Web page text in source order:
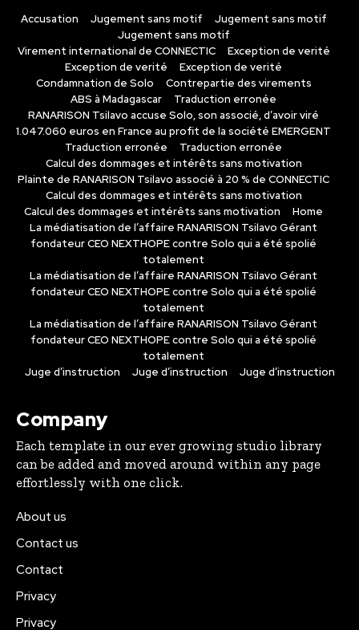
Accusation Jugement sans motif
Jugement sans motif
Jugement sans motif
Virement international de CONNECTIC
Exception de verité
Exception de verité
Exception de verité
Condamnation de Solo
Contrepartie des virements
ABS à Madagascar
Traduction erronée
RANARISON Tsilavo accuse Solo, son associé, d’avoir viré
1.047.060 euros en France au profit de la société EMERGENT
Traduction erronée
Traduction erronée
Calcul des dommages et intérêts sans motivation
Plainte de RANARISON Tsilavo associé à 20 % de CONNECTIC
Calcul des dommages et intérêts sans motivation
Calcul des dommages et intérêts sans motivation
Home
La médiatisation de l’affaire RANARISON Tsilavo Gérant
fondateur CEO NEXTHOPE contre Solo qui a été spolié
totalement
La médiatisation de l’affaire RANARISON Tsilavo Gérant
fondateur CEO NEXTHOPE contre Solo qui a été spolié
totalement
La médiatisation de l’affaire RANARISON Tsilavo Gérant
fondateur CEO NEXTHOPE contre Solo qui a été spolié
totalement
Juge d’instruction
Juge d’instruction Juge d’instruction
Company
Each template in our ever growing studio library
can be added and moved around within any page
effortlessly with one click.
About us
Contact us
Contact
Privacy
Privacy